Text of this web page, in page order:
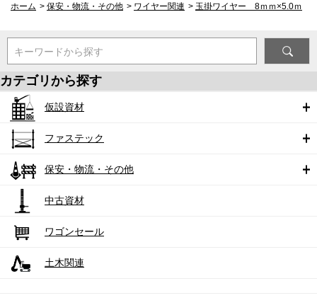
ホーム > 保安・物流・その他 > ワイヤー関連 > 玉掛ワイヤー 8ｍｍ×5.0ｍ
キーワードから探す
カテゴリから探す
仮設資材
ファステック
保安・物流・その他
中古資材
ワゴンセール
土木関連